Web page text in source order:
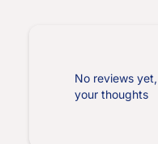
No reviews
your thoughts